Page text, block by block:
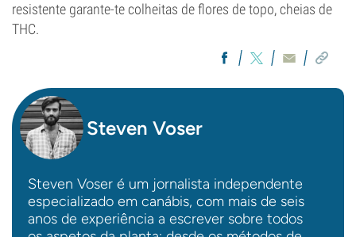
resistente garante-te colheitas de flores de topo, cheias de
THC.
Steven Voser
Steven Voser é um jornalista independente
especializado em canábis, com mais de seis
anos de experiência a escrever sobre todos